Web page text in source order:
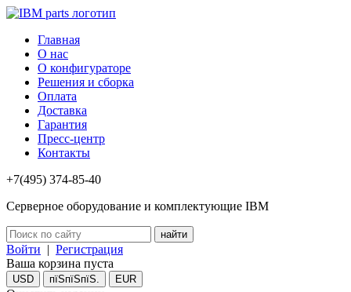
Главная
О нас
О конфигураторе
Решения и сборка
Оплата
Доставка
Гарантия
Пресс-центр
Контакты
+7(495) 374-85-40
Серверное оборудование и комплектующие IBM
Войти | Регистрация
Ваша корзина пуста
USD пїЅпїЅпїЅ. EUR